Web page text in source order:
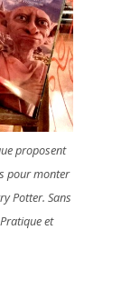
proposent
pour monter
Potter. Sans
et